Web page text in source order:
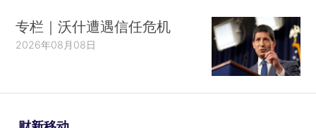
专栏｜沃什遭遇信任危机
2026年08月08日